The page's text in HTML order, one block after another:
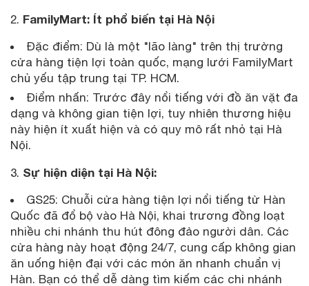
2. FamilyMart: Ít phổ biến tại Hà Nội
Đặc điểm: Dù là một "lão làng" trên thị trường
cửa hàng tiện lợi toàn quốc, mạng lưới FamilyMart
chủ yếu tập trung tại TP. HCM.
Điểm nhấn: Trước đây nổi tiếng với đồ ăn vặt đa
dạng và không gian tiện lợi, tuy nhiên thương hiệu
này hiện ít xuất hiện và có quy mô rất nhỏ tại Hà
Nội.
3. Sự hiện diện tại Hà Nội:
GS25: Chuỗi cửa hàng tiện lợi nổi tiếng từ Hàn
Quốc đã đổ bộ vào Hà Nội, khai trương đồng loạt
nhiều chi nhánh thu hút đông đảo người dân. Các
cửa hàng này hoạt động 24/7, cung cấp không gian
ăn uống hiện đại với các món ăn nhanh chuẩn vị
Hàn. Bạn có thể dễ dàng tìm kiếm các chi nhánh